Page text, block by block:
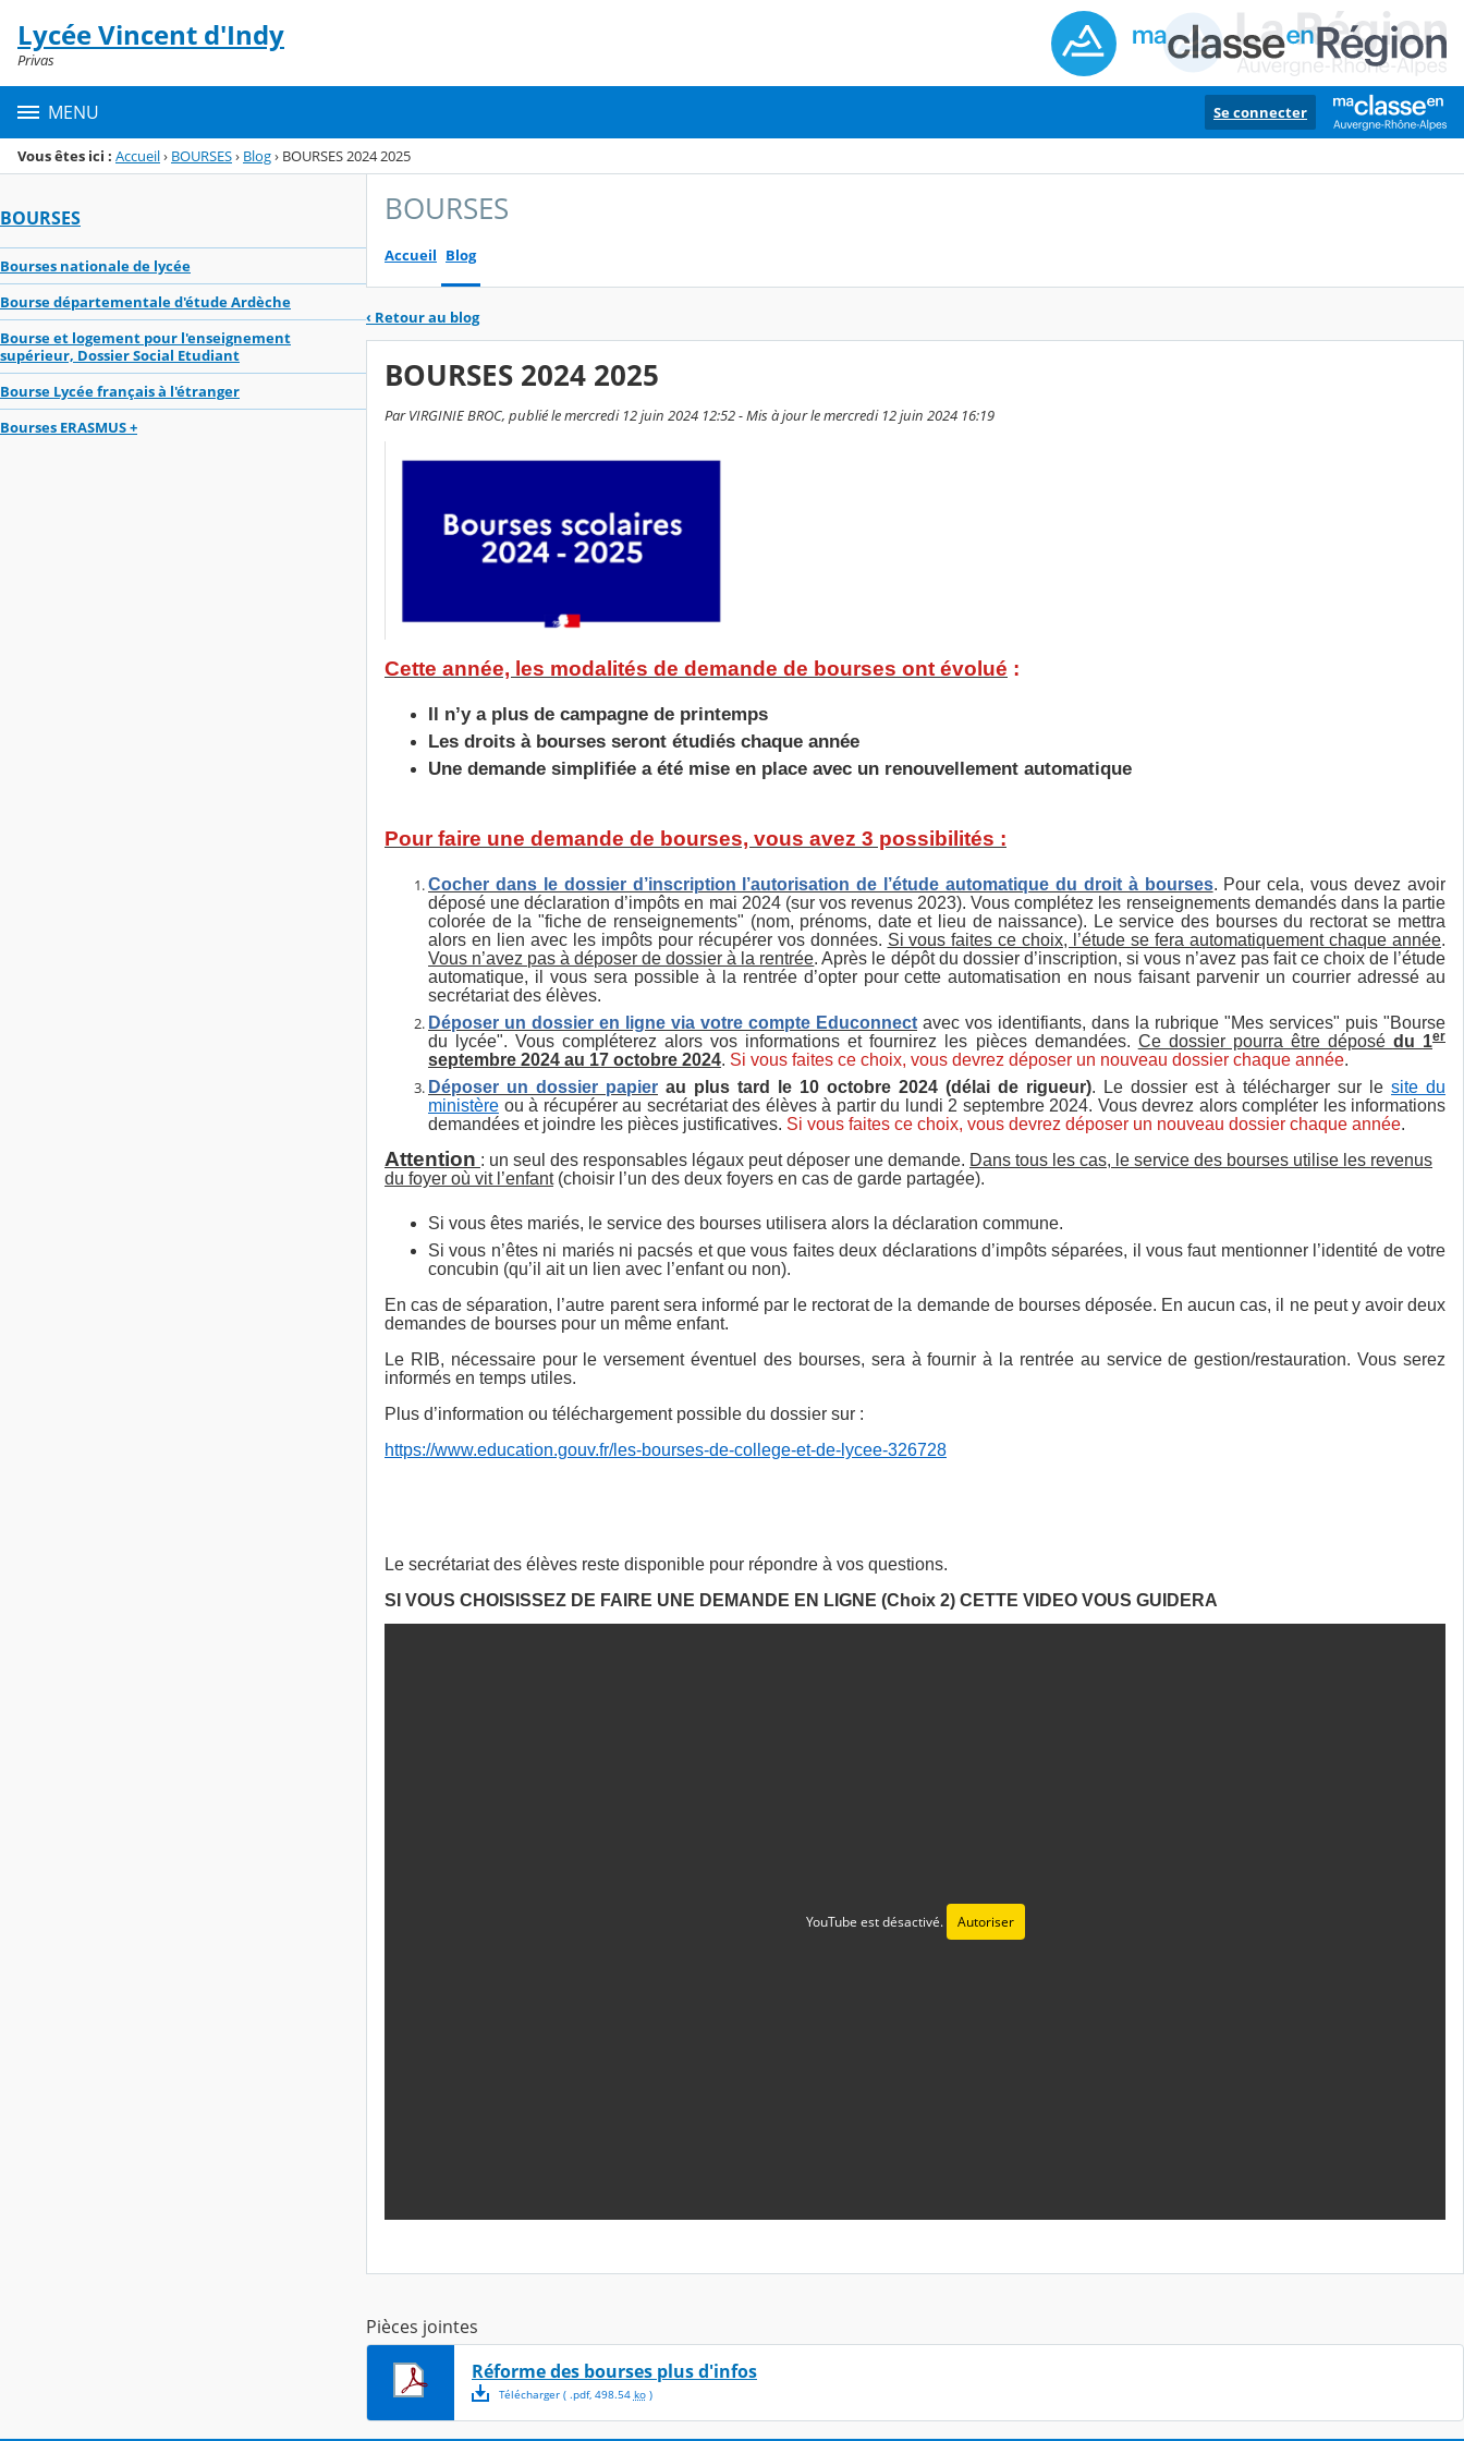
Menu de la rubrique
Contenu
Lycée Vincent d'Indy
Privas
MENU Se connecter
Vous êtes ici : Accueil› BOURSES› Blog› BOURSES 2024 2025
BOURSES
Bourses nationale de lycée
Bourse départementale d'étude Ardèche
Bourse et logement pour l'enseignement
supérieur, Dossier Social Etudiant
Bourse Lycée français à l'étranger
Bourses ERASMUS +
BOURSES
Accueil Blog
‹ Retour au blog
BOURSES 2024 2025
Par VIRGINIE BROC, publié le mercredi 12 juin 2024 12:52 - Mis à jour le mercredi 12 juin 2024 16:19
Cette année, les modalités de demande de bourses ont évolué :
Il n’y a plus de campagne de printemps
Les droits à bourses seront étudiés chaque année
Une demande simplifiée a été mise en place avec un renouvellement automatique
Pour faire une demande de bourses, vous avez 3 possibilités :
Cocher dans le dossier d’inscription l’autorisation de l’étude automatique du droit à bourses. Pour cela, vous devez avoir
déposé une déclaration d’impôts en mai 2024 (sur vos revenus 2023). Vous complétez les renseignements demandés dans la partie
colorée de la "fiche de renseignements" (nom, prénoms, date et lieu de naissance). Le service des bourses du rectorat se mettra
alors en lien avec les impôts pour récupérer vos données. Si vous faites ce choix, l’étude se fera automatiquement chaque année.
Vous n’avez pas à déposer de dossier à la rentrée. Après le dépôt du dossier d’inscription, si vous n’avez pas fait ce choix de l’étude
automatique, il vous sera possible à la rentrée d’opter pour cette automatisation en nous faisant parvenir un courrier adressé au
secrétariat des élèves.
Déposer un dossier en ligne via votre compte Educonnect avec vos identifiants, dans la rubrique "Mes services" puis "Bourse
du lycée". Vous compléterez alors vos informations et fournirez les pièces demandées. Ce dossier pourra être déposé du 1er
septembre 2024 au 17 octobre 2024. Si vous faites ce choix, vous devrez déposer un nouveau dossier chaque année.
Déposer un dossier papier au plus tard le 10 octobre 2024 (délai de rigueur). Le dossier est à télécharger sur le site du
ministère ou à récupérer au secrétariat des élèves à partir du lundi 2 septembre 2024. Vous devrez alors compléter les informations
demandées et joindre les pièces justificatives. Si vous faites ce choix, vous devrez déposer un nouveau dossier chaque année.
Attention : un seul des responsables légaux peut déposer une demande. Dans tous les cas, le service des bourses utilise les revenus
du foyer où vit l’enfant(choisir l’un des deux foyers en cas de garde partagée).
Si vous êtes mariés, le service des bourses utilisera alors la déclaration commune.
Si vous n’êtes ni mariés ni pacsés et que vous faites deux déclarations d’impôts séparées, il vous faut mentionner l’identité de votre
concubin (qu’il ait un lien avec l’enfant ou non).
En cas de séparation, l’autre parent sera informé par le rectorat de la demande de bourses déposée. En aucun cas, il ne peut y avoir deux
demandes de bourses pour un même enfant.
Le RIB, nécessaire pour le versement éventuel des bourses, sera à fournir à la rentrée au service de gestion/restauration. Vous serez
informés en temps utiles.
Plus d’information ou téléchargement possible du dossier sur :
https://www.education.gouv.fr/les-bourses-de-college-et-de-lycee-326728
Le secrétariat des élèves reste disponible pour répondre à vos questions.
SI VOUS CHOISISSEZ DE FAIRE UNE DEMANDE EN LIGNE (Choix 2) CETTE VIDEO VOUS GUIDERA
YouTube est désactivé. Autoriser
Pièces jointes
Réforme des bourses plus d'infos
Télécharger( .pdf, 498.54 ko)